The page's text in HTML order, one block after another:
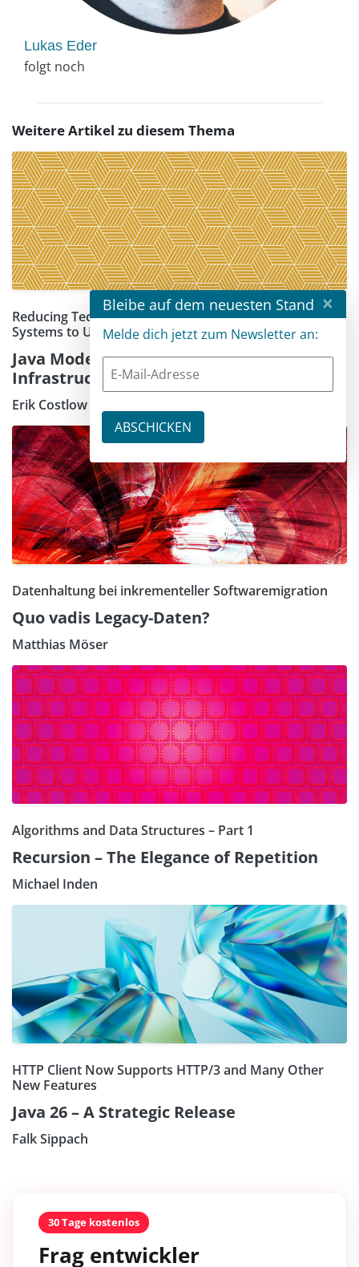
Lukas Eder
folgt noch
Weitere Artikel zu diesem Thema
Reducing Technical Debt and Upgrading Legacy
Systems to Unlock AI Potential
Java Modernization: The Path to AI-Ready
Infrastructure
Erik Costlow
Datenhaltung bei inkrementeller Softwaremigration
Quo vadis Legacy-Daten?
Matthias Möser
Algorithms and Data Structures – Part 1
Recursion – The Elegance of Repetition
Michael Inden
HTTP Client Now Supports HTTP/3 and Many Other
New Features
Java 26 – A Strategic Release
Falk Sippach
30 Tage kostenlos
Frag entwickler
Bleibe auf dem neuesten Stand ×
Melde dich jetzt zum Newsletter an: